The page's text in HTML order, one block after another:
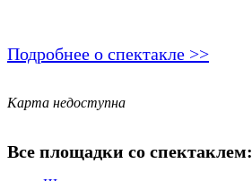
Подробнее о спектакле >>
Карта недоступна
Все площадки со спектаклем: